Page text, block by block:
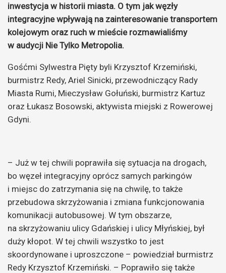
inwestycja w historii miasta. O tym jak węzły
integracyjne wpływają na zainteresowanie transportem
kolejowym oraz ruch w mieście rozmawialiśmy
w audycji Nie Tylko Metropolia.
Gośćmi Sylwestra Pięty byli Krzysztof Krzemiński,
burmistrz Redy, Ariel Sinicki, przewodniczący Rady
Miasta Rumi, Mieczysław Gołuński, burmistrz Kartuz
oraz Łukasz Bosowski, aktywista miejski z Rowerowej
Gdyni.
– Już w tej chwili poprawiła się sytuacja na drogach,
bo węzeł integracyjny oprócz samych parkingów
i miejsc do zatrzymania się na chwilę, to także
przebudowa skrzyżowania i zmiana funkcjonowania
komunikacji autobusowej. W tym obszarze,
na skrzyżowaniu ulicy Gdańskiej i ulicy Młyńskiej, był
duży kłopot. W tej chwili wszystko to jest
skoordynowane i uproszczone – powiedział burmistrz
Redy Krzysztof Krzemiński. – Poprawiło się także